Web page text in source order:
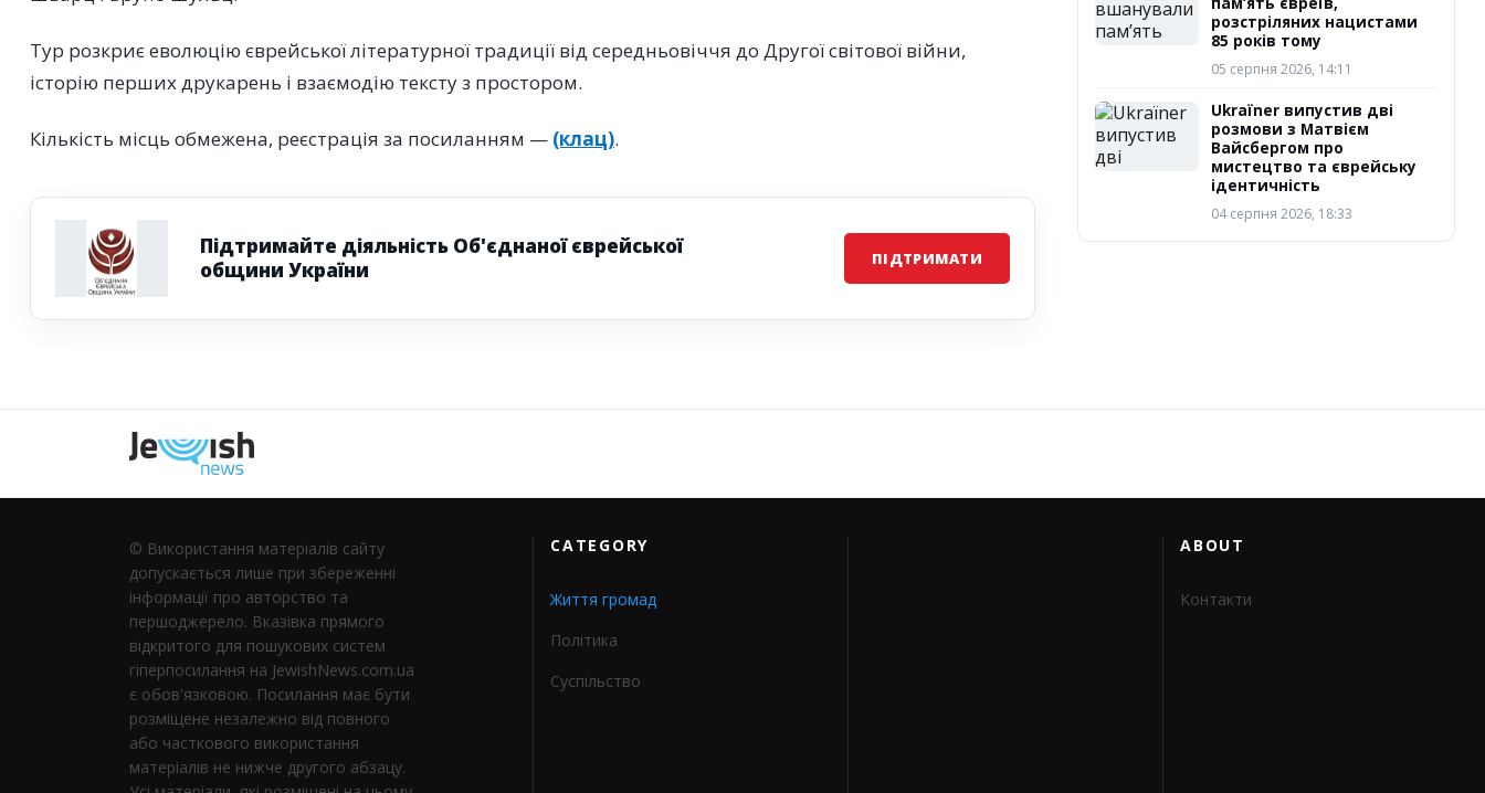
Тур розкриє еволюцію єврейської літературної традиції від середньовіччя до Другої світової війни,
історію перших друкарень і взаємодію тексту з простором.
Кількість місць обмежена, реєстрація за посиланням — (клац).
Підтримайте діяльність Об'єднаної єврейської
общини України
ПІДТРИМАТИ
розстріляних нацистами
85 років тому
05 серпня 2026, 14:11
Ukraїner випустив дві
розмови з Матвієм
Вайсбергом про
мистецтво та єврейську
ідентичність
04 серпня 2026, 18:33
© Використання матеріалів сайту
допускається лише при збереженні
інформації про авторство та
першоджерело. Вказівка ​​прямого
відкритого для пошукових систем
гіперпосилання на JewishNews.com.ua
є обов'язковою. Посилання має бути
розміщене незалежно від повного
або часткового використання
матеріалів не нижче другого абзацу.
CATEGORY
Життя громад
Політика
Суспільство
ABOUT
Контакти